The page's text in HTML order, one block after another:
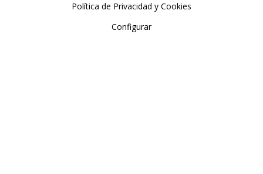
Política de Privacidad y Cookies
Configurar